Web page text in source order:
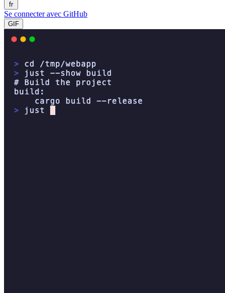
fr
Se connecter avec GitHub
GIF